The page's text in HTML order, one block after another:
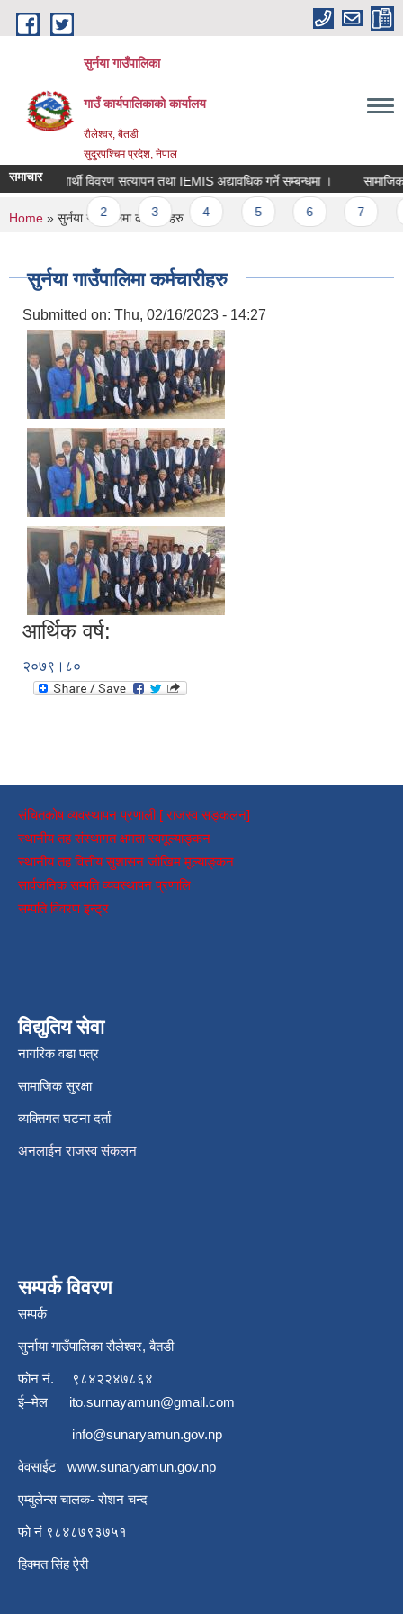
Skip to main content
सुर्नया गाउँपालिका
गाउँ कार्यपालिकाकाे कार्यालय
रौलेश्वर, बैतडी
सुदुरपश्चिम प्रदेश, नेपाल
समाचार विद्यार्थी विवरण सत्यापन तथा IEMIS अद्यावधिक गर्ने सम्बन्धमा ।
Pages
1 2 3 4 5 6 7
You are here
Home » सुर्नया गाउँपालिमा कर्मचारीहरु
सुर्नया गाउँपालिमा कर्मचारीहरु
Submitted on: Thu, 02/16/2023 - 14:27
आर्थिक वर्ष:
२०७९।८०
संचितकोष व्यवस्थापन प्रणाली [ राजस्व सङ्कलन]
स्थानीय तह संस्थागत क्षमता स्वमूल्याङ्कन
स्थानीय तह वित्तीय सुशासन जोखिम मूल्याङ्कन
सार्वजनिक सम्पति व्यवस्थापन प्रणालि
सम्पति विवरण इन्ट्र
विद्युतिय सेवा
नागरिक वडा पत्र
सामाजिक सुरक्षा
व्यक्तिगत घटना दर्ता
अनलाईन राजस्व संकलन
सम्पर्क विवरण
सम्पर्क
सुर्नाया गाउँपालिका रौलेश्वर, बैतडी
फोन नं.
९८४२२४७८६४
ई–मेल ito.surnayamun@gmail.com
info@sunaryamun.gov.np
वेवसाईट www.sunaryamun.gov.np
एम्बुलेन्स चालक- रोशन चन्द
फो नं ९८४८७९३७५१
हिक्मत सिंह ऐरी